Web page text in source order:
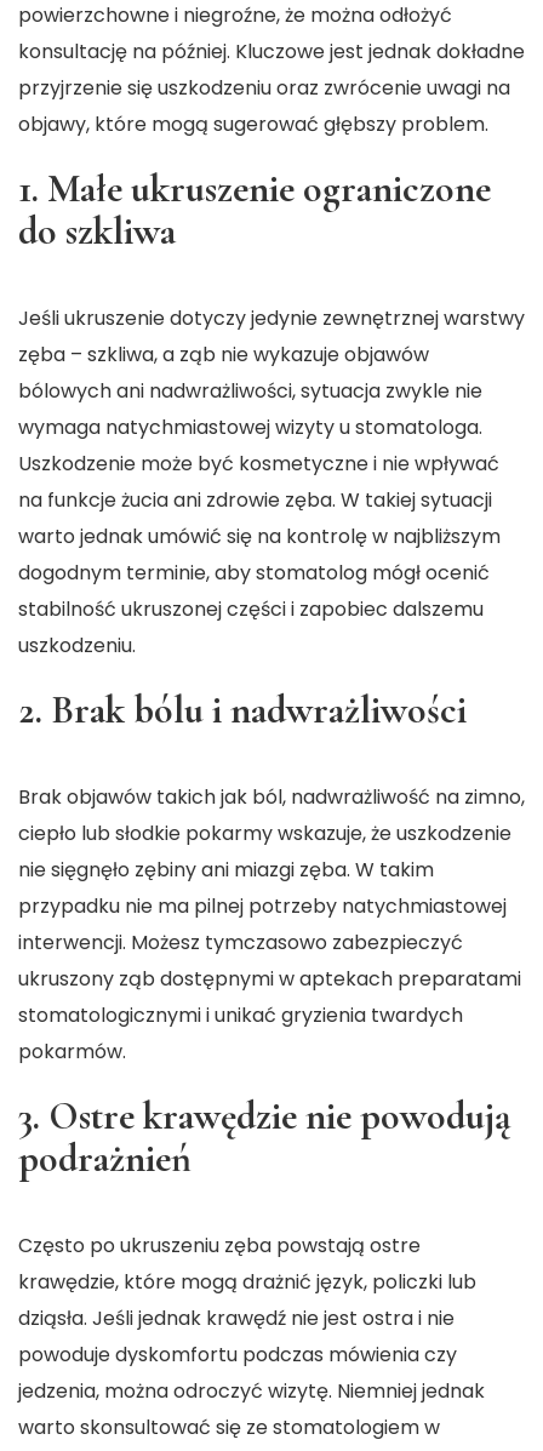
powierzchowne i niegroźne, że można odłożyć
konsultację na później. Kluczowe jest jednak dokładne
przyjrzenie się uszkodzeniu oraz zwrócenie uwagi na
objawy, które mogą sugerować głębszy problem.
1. Małe ukruszenie ograniczone
do szkliwa
Jeśli ukruszenie dotyczy jedynie zewnętrznej warstwy
zęba – szkliwa, a ząb nie wykazuje objawów
bólowych ani nadwrażliwości, sytuacja zwykle nie
wymaga natychmiastowej wizyty u stomatologa.
Uszkodzenie może być kosmetyczne i nie wpływać
na funkcje żucia ani zdrowie zęba. W takiej sytuacji
warto jednak umówić się na kontrolę w najbliższym
dogodnym terminie, aby stomatolog mógł ocenić
stabilność ukruszonej części i zapobiec dalszemu
uszkodzeniu.
2. Brak bólu i nadwrażliwości
Brak objawów takich jak ból, nadwrażliwość na zimno,
ciepło lub słodkie pokarmy wskazuje, że uszkodzenie
nie sięgnęło zębiny ani miazgi zęba. W takim
przypadku nie ma pilnej potrzeby natychmiastowej
interwencji. Możesz tymczasowo zabezpieczyć
ukruszony ząb dostępnymi w aptekach preparatami
stomatologicznymi i unikać gryzienia twardych
pokarmów.
3. Ostre krawędzie nie powodują
podrażnień
Często po ukruszeniu zęba powstają ostre
krawędzie, które mogą drażnić język, policzki lub
dziąsła. Jeśli jednak krawędź nie jest ostra i nie
powoduje dyskomfortu podczas mówienia czy
jedzenia, można odroczyć wizytę. Niemniej jednak
warto skonsultować się ze stomatologiem w